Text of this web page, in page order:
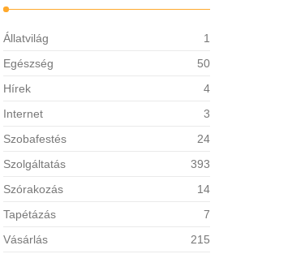
Állatvilág
1
Egészség
50
Hírek
4
Internet
3
Szobafestés
24
Szolgáltatás
393
Szórakozás
14
Tapétázás
7
Vásárlás
215